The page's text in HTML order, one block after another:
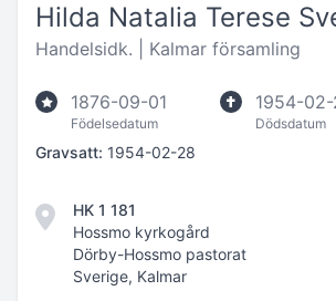
Hilda Natalia Terese
Handelsidk. | Kalmar församling
1876-09-01
Födelsedatum
1954-
Dödsdatum
Gravsatt: 1954-02-28
HK 1 181
Hossmo kyrkogård
Dörby-Hossmo pastorat
Sverige, Kalmar